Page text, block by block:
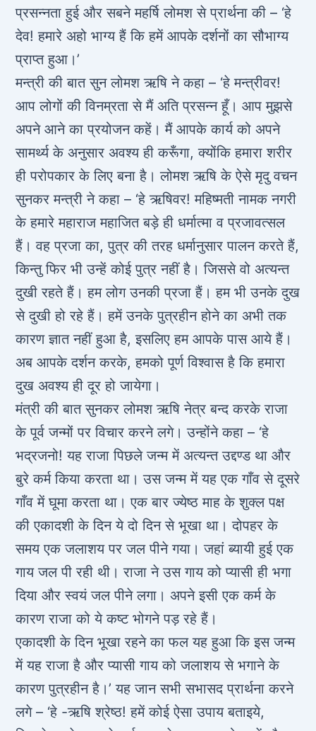
प्रसन्नता हुई और सबने महर्षि लोमश से प्रार्थना की – ‘हे
देव! हमारे अहो भाग्य हैं कि हमें आपके दर्शनों का सौभाग्य
प्राप्त हुआ।’
मन्त्री की बात सुन लोमश ऋषि ने कहा – ‘हे मन्त्रीवर!
आप लोगों की विनम्रता से मैं अति प्रसन्न हूँ। आप मुझसे
अपने आने का प्रयोजन कहें। मैं आपके कार्य को अपने
सामर्थ्य के अनुसार अवश्य ही करूँगा, क्योंकि हमारा शरीर
ही परोपकार के लिए बना है। लोमश ऋषि के ऐसे मृदु वचन
सुनकर मन्त्री ने कहा – ‘हे ऋषिवर! महिष्मती नामक नगरी
के हमारे महाराज महाजित बड़े ही धर्मात्मा व प्रजावत्सल
हैं। वह प्रजा का, पुत्र की तरह धर्मानुसार पालन करते हैं,
किन्तु फिर भी उन्हें कोई पुत्र नहीं है। जिससे वो अत्यन्त
दुखी रहते हैं। हम लोग उनकी प्रजा हैं। हम भी उनके दुख
से दुखी हो रहे हैं। हमें उनके पुत्रहीन होने का अभी तक
कारण ज्ञात नहीं हुआ है, इसलिए हम आपके पास आये हैं।
अब आपके दर्शन करके, हमको पूर्ण विश्वास है कि हमारा
दुख अवश्य ही दूर हो जायेगा।
मंत्री की बात सुनकर लोमश ऋषि नेत्र बन्द करके राजा
के पूर्व जन्मों पर विचार करने लगे। उन्होंने कहा – ‘हे
भद्रजनो! यह राजा पिछले जन्म में अत्यन्त उद्दण्ड था और
बुरे कर्म किया करता था। उस जन्म में यह एक गाँव से दूसरे
गाँव में घूमा करता था। एक बार ज्येष्ठ माह के शुक्ल पक्ष
की एकादशी के दिन ये दो दिन से भूखा था। दोपहर के
समय एक जलाशय पर जल पीने गया। जहां ब्यायी हुई एक
गाय जल पी रही थी। राजा ने उस गाय को प्यासी ही भगा
दिया और स्वयं जल पीने लगा। अपने इसी एक कर्म के
कारण राजा को ये कष्ट भोगने पड़ रहे हैं।
एकादशी के दिन भूखा रहने का फल यह हुआ कि इस जन्म
में यह राजा है और प्यासी गाय को जलाशय से भगाने के
कारण पुत्रहीन है।’ यह जान सभी सभासद प्रार्थना करने
लगे – ‘हे -ऋषि श्रेष्ठ! हमें कोई ऐसा उपाय बताइये,